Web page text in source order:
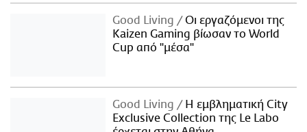
Good Living
Οι εργαζόμενοι της
Kaizen Gaming βίωσαν το World
Cup από "μέσα"
Good Living
Η εμβληματική City
Exclusive Collection της Le Labo